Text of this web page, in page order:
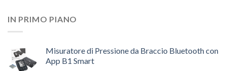
IN PRIMO PIANO
Misuratore di Pressione da Braccio Bluetooth con
App B1 Smart